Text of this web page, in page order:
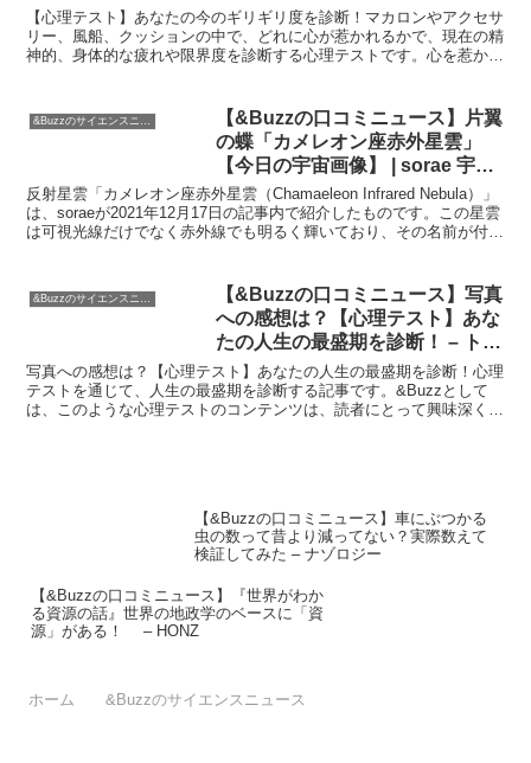
フティニュース
【心理テスト】あなたの今のギリギリ度を診断！マカロンやアクセサ
リー、風船、クッションの中で、どれに心が惹かれるかで、現在の精
神的、身体的な疲れや限界度を診断する心理テストです。心を惹かれ
&Buzzのサイエンスニュース
【&Buzzの口コミニュース】片翼
の蝶「カメレオン座赤外星雲」
【今日の宇宙画像】 | sorae 宇宙
へのポータルサイト
反射星雲「カメレオン座赤外星雲（Chamaeleon Infrared Nebula）」
は、soraeが2021年12月17日の記事内で紹介したものです。この星雲
は可視光線だけでなく赤外線でも明るく輝いており、その名前が付け
【&Buzzの口コミニュース】写真
への感想は？【心理テスト】あな
たの人生の最盛期を診断！ – トピ
ックス｜ニフティニュース
写真への感想は？【心理テスト】あなたの人生の最盛期を診断！心理
テストを通じて、人生の最盛期を診断する記事です。&Buzzとして
は、このような心理テストのコンテンツは、読者にとって興味深く、
【&Buzzの口コミニュース】車にぶつかる
虫の数って昔より減ってない？実際数えて
検証してみた – ナゾロジー
【&Buzzの口コミニュース】『世界がわか
る資源の話』世界の地政学のベースに「資
源」がある！ – HONZ
ホーム &Buzzのサイエンスニュース